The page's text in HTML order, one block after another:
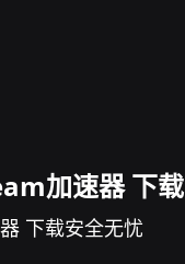
加速器 下载
下载安全无忧